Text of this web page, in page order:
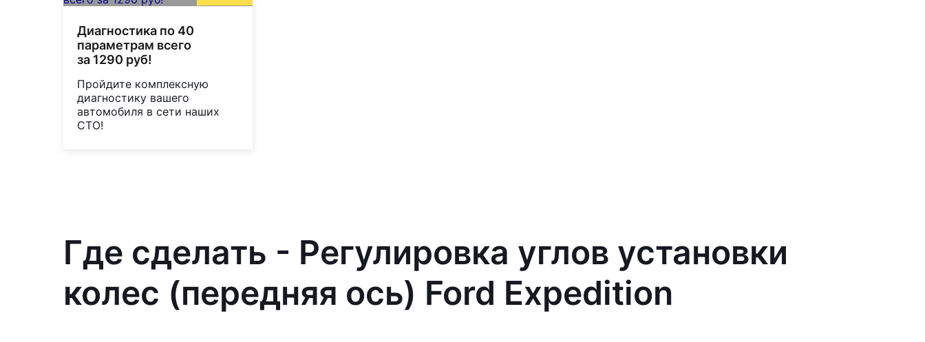
Диагностика по 40
параметрам всего
за 1290 руб!
Пройдите комплексную
диагностику вашего
автомобиля в сети наших
СТО!
Где сделать - Регулировка углов установки
колес (передняя ось) Ford Expedition